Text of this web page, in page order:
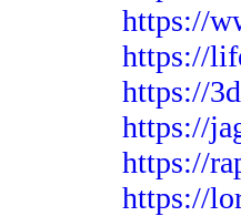
https://
https://
https://
https://
https://
https://